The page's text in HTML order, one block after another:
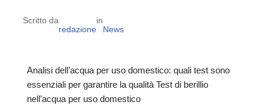
Scritto da
redazione
in
News
Analisi dell’acqua per uso domestico: quali test sono
essenziali per garantire la qualità Test di berillio
nell’acqua per uso domestico